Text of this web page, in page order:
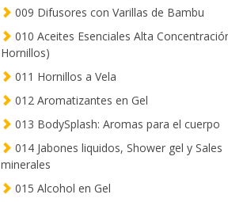
009 Difusores con Varillas de Bambu
010 Aceites Esenciales Alta
Hornillos)
011 Hornillos a Vela
012 Aromatizantes en Gel
013 BodySplash: Aromas para el cuerpo
014 Jabones liquidos, Shower gel y Sales
minerales
015 Alcohol en Gel